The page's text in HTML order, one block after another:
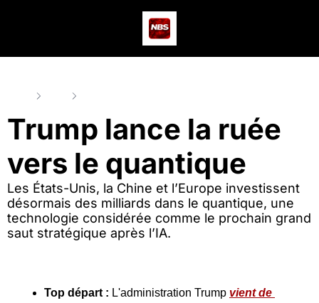
Trump lance la ruée
vers le quantique
Les États-Unis, la Chine et l’Europe investissent
désormais des milliards dans le quantique, une
technologie considérée comme le prochain grand
saut stratégique après l’IA.
Top départ : L'administration Trump vient de